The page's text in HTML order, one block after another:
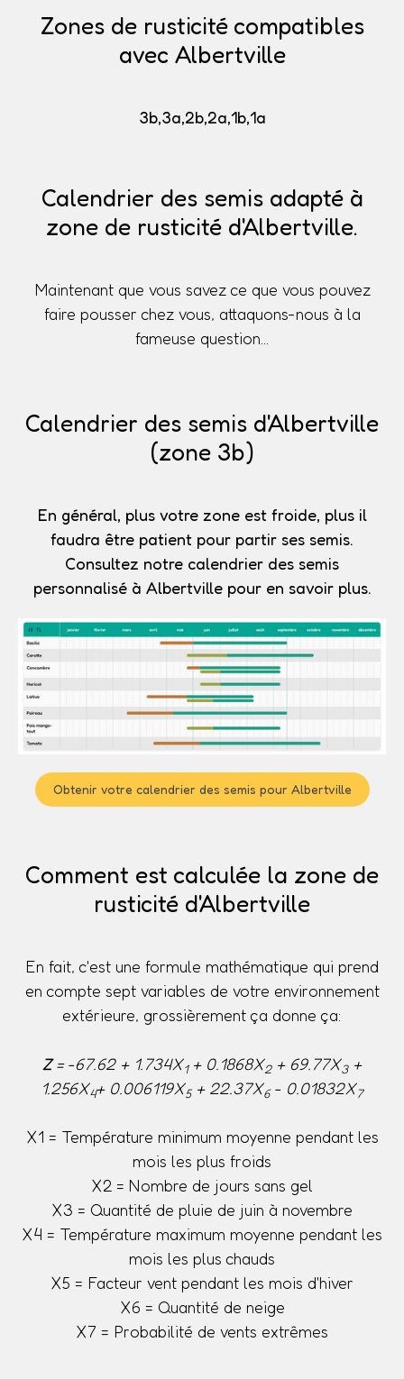
Zones de rusticité compatibles
avec Albertville
3b,3a,2b,2a,1b,1a
Calendrier des semis adapté à
zone de rusticité d'Albertville.
Maintenant que vous savez ce que vous pouvez
faire pousser chez vous, attaquons-nous à la
fameuse question...
Calendrier des semis d'Albertville
(zone 3b)
En général, plus votre zone est froide, plus il
faudra être patient pour partir ses semis.
Consultez notre calendrier des semis
personnalisé à Albertville pour en savoir plus.
Obtenir votre calendrier des semis pour Albertville
Comment est calculée la zone de
rusticité d'Albertville
En fait, c'est une formule mathématique qui prend
en compte sept variables de votre environnement
extérieure, grossièrement ça donne ça:
Z= -67.62 + 1.734X1+ 0.1868X2+ 69.77X3+
1.256X4+ 0.006119X5+ 22.37X6- 0.01832X7
X1 = Température minimum moyenne pendant les
mois les plus froids
X2 = Nombre de jours sans gel
X3 = Quantité de pluie de juin à novembre
X4 = Température maximum moyenne pendant les
mois les plus chauds
X5 = Facteur vent pendant les mois d'hiver
X6 = Quantité de neige
X7 = Probabilité de vents extrêmes